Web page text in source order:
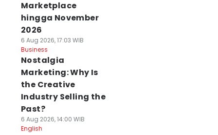
Marketplace
hingga November
2026
6 Aug 2026, 17:03 WIB
Business
Nostalgia
Marketing: Why Is
the Creative
Industry Selling the
Past?
6 Aug 2026, 14:00 WIB
English